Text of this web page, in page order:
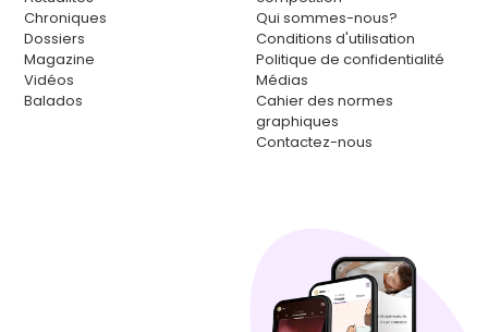
Chroniques
Dossiers
Magazine
Vidéos
Balados
Qui sommes-nous?
Conditions d'utilisation
Politique de confidentialité
Médias
Cahier des normes
graphiques
Contactez-nous